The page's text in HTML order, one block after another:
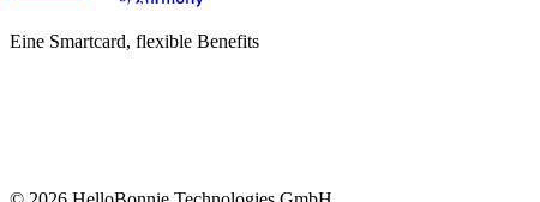
Eine Smartcard, flexible Benefits